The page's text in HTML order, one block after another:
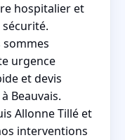
hospitalier et
sommes
urgence
et devis
Beauvais.
Allonne Tillé et
interventions